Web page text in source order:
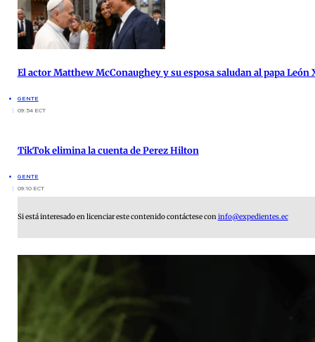
El actor Matthew McConaughey y su esposa saludan al papa León
GENTE
09:54 ECT
TikTok elimina la cuenta de Perez Hilton
GENTE
09:10 ECT
Si está interesado en licenciar este contenido contáctese coninfo@expedientes.ec